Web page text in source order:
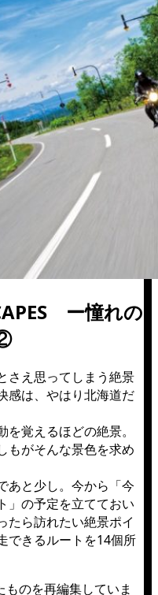
ー憧れの
え思ってしまう絶景
感は、やはり北海道だ
覚えるほどの絶景。
もがそんな景色を求め
あと少し。今から「今
」の予定を立てておい
たら訪れたい絶景ポイ
できるルートを14個所
のを再編集していま